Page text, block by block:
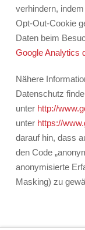
verhindern,
Opt-Out-Cookie
Daten beim
Google Analytics
Nähere
Datenschutz
unter http://
unter https://
darauf hin, dass
den Code
anonymisierte
Masking) zu